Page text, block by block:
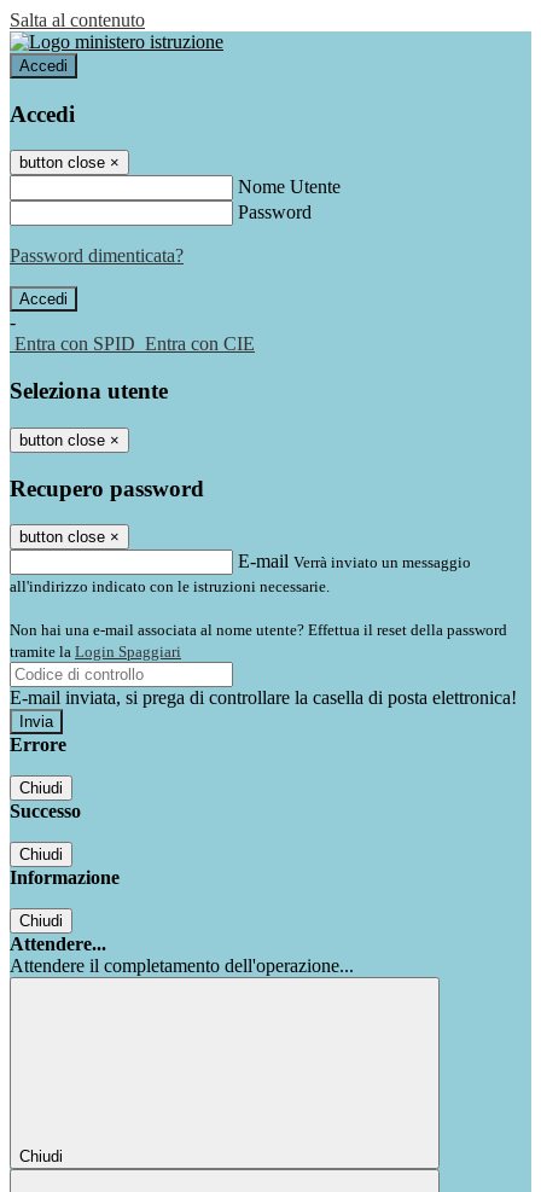
Salta al contenuto
Accedi
Accedi
button close ×
Nome Utente
Password
Password dimenticata?
-
Entra con SPID Entra con CIE
Seleziona utente
button close ×
Recupero password
button close ×
E-mail Verrà inviato un messaggio
all'indirizzo indicato con le istruzioni necessarie.
Non hai una e-mail associata al nome utente? Effettua il reset della password
tramite la Login Spaggiari
E-mail inviata, si prega di controllare la casella di posta elettronica!
Errore
Chiudi
Successo
Chiudi
Informazione
Chiudi
Attendere...
Attendere il completamento dell'operazione...
Chiudi